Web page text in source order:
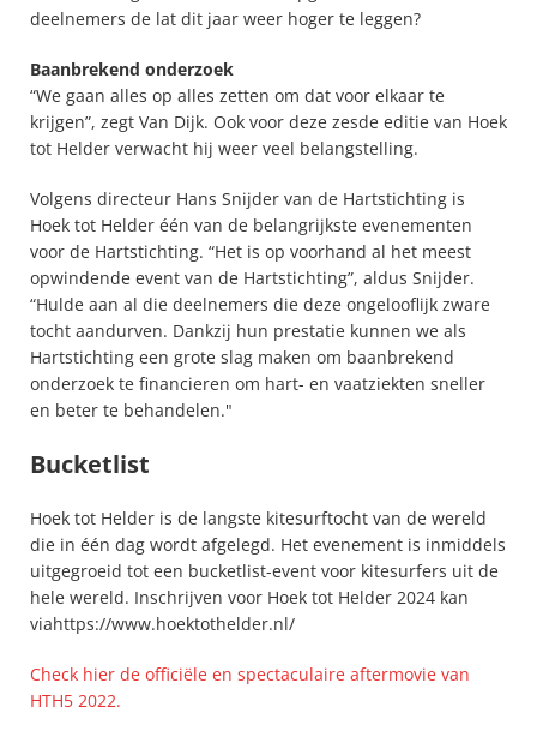
deelnemers de lat dit jaar weer hoger te leggen?
Baanbrekend onderzoek
“We gaan alles op alles zetten om dat voor elkaar te
krijgen”, zegt Van Dijk. Ook voor deze zesde editie van Hoek
tot Helder verwacht hij weer veel belangstelling.
Volgens directeur Hans Snijder van de Hartstichting is
Hoek tot Helder één van de belangrijkste evenementen
voor de Hartstichting. “Het is op voorhand al het meest
opwindende event van de Hartstichting”, aldus Snijder.
“Hulde aan al die deelnemers die deze ongelooflijk zware
tocht aandurven. Dankzij hun prestatie kunnen we als
Hartstichting een grote slag maken om baanbrekend
onderzoek te financieren om hart- en vaatziekten sneller
en beter te behandelen."
Bucketlist
Hoek tot Helder is de langste kitesurftocht van de wereld
die in één dag wordt afgelegd. Het evenement is inmiddels
uitgegroeid tot een bucketlist-event voor kitesurfers uit de
hele wereld. Inschrijven voor Hoek tot Helder 2024 kan
viahttps://www.hoektothelder.nl/
Check hier de officiële en spectaculaire aftermovie van
HTH5 2022.